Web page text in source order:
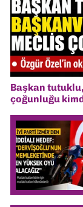
Başkan
çoğunluğu